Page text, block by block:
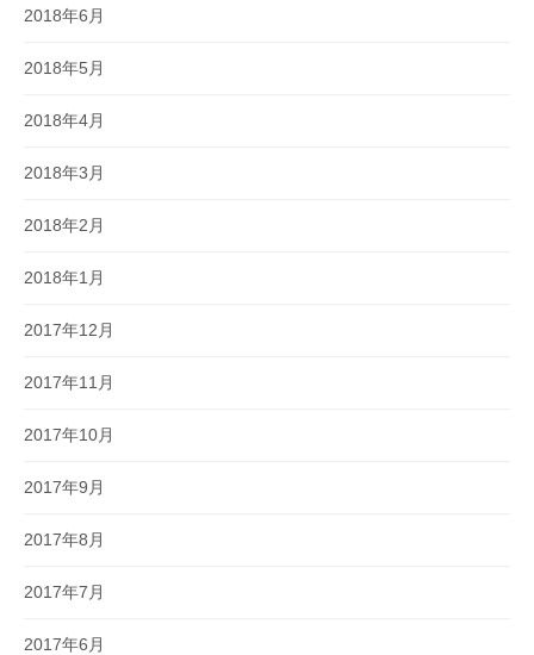
2018年6月
2018年5月
2018年4月
2018年3月
2018年2月
2018年1月
2017年12月
2017年11月
2017年10月
2017年9月
2017年8月
2017年7月
2017年6月